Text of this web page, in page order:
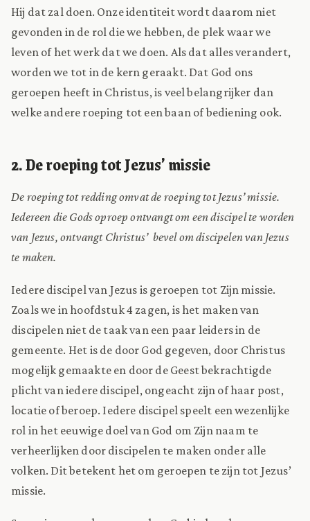
Hij dat zal doen. Onze identiteit wordt daarom niet
gevonden in de rol die we hebben, de plek waar we
leven of het werk dat we doen. Als dat alles verandert,
worden we tot in de kern geraakt. Dat God ons
geroepen heeft in Christus, is veel belangrijker dan
welke andere roeping tot een baan of bediening ook.
2. De roeping tot Jezus’ missie
De roeping tot redding omvat de roeping tot Jezus’ missie.
Iedereen die Gods oproep ontvangt om een discipel te worden
van Jezus, ontvangt Christus’ bevel om discipelen van Jezus
te maken.
Iedere discipel van Jezus is geroepen tot Zijn missie.
Zoals we in hoofdstuk 4 zagen, is het maken van
discipelen niet de taak van een paar leiders in de
gemeente. Het is de door God gegeven, door Christus
mogelijk gemaakte en door de Geest bekrachtigde
plicht van iedere discipel, ongeacht zijn of haar post,
locatie of beroep. Iedere discipel speelt een wezenlijke
rol in het eeuwige doel van God om Zijn naam te
verheerlijken door discipelen te maken onder alle
volken. Dit betekent het om geroepen te zijn tot Jezus’
missie.